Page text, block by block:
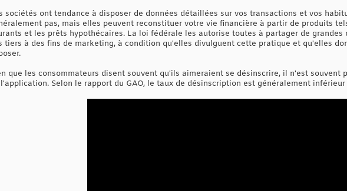
sociétés ont tendance à disposer de données détaillées sur vos transactions et vos
pas, mais elles peuvent reconstituer votre vie financière à partir de produits
et les prêts hypothécaires. La loi fédérale les autorise toutes à partager de
tiers à des fins de marketing, à condition qu'elles divulguent cette pratique et qu'elles
que les consommateurs disent souvent qu'ils aimeraient se désinscrire, il n'est souvent
Selon le rapport du GAO, le taux de désinscription est généralement inférieur